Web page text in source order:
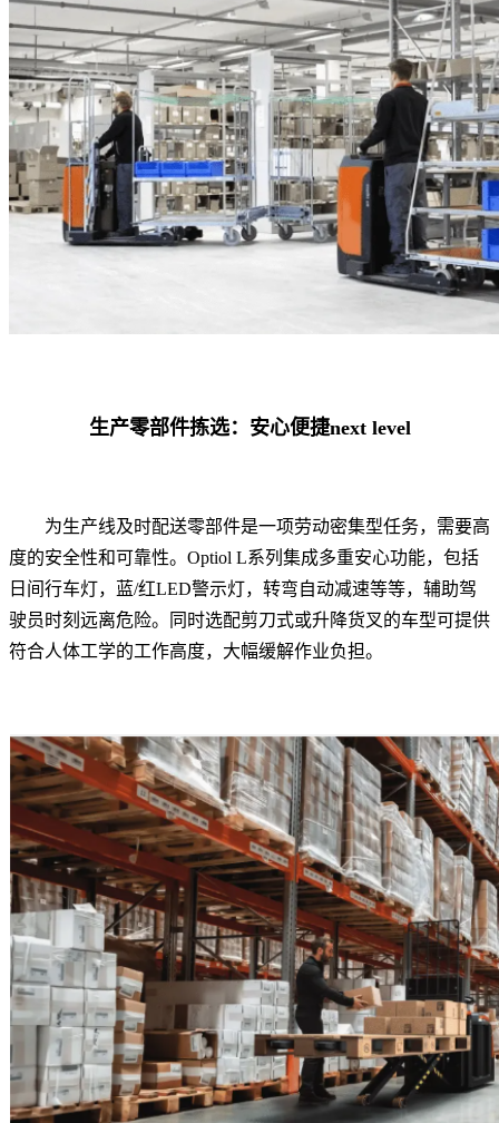
生产零部件拣选：安心便捷next level
为生产线及时配送零部件是一项劳动密集型任务，需要高
度的安全性和可靠性。Optiol L系列集成多重安心功能，包括
日间行车灯，蓝/红LED警示灯，转弯自动减速等等，辅助驾
驶员时刻远离危险。同时选配剪刀式或升降货叉的车型可提供
符合人体工学的工作高度，大幅缓解作业负担。